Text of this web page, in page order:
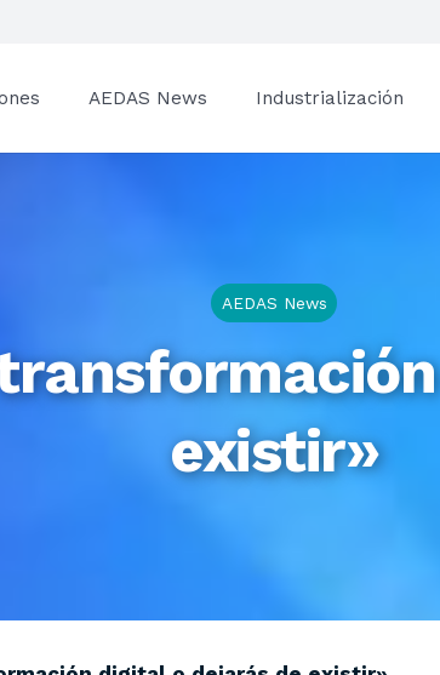
AEDAS News Industrialización
AEDAS News
existir»